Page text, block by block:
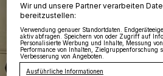
Wir und unsere Partner verarbeiten
bereitzustellen:
Verwendung genauer Standortdaten.
aktiv abfragen. Speichern von oder Zugriff auf
Personalisierte Werbung und Inhalte, Messung
Performance von Inhalten, Zielgruppenforschung
Verbesserung von Angeboten.
Ausführliche Informationen